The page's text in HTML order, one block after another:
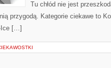
Tu chłód nie jest
przygodą. Kategorie ciekawe to
Ice […]